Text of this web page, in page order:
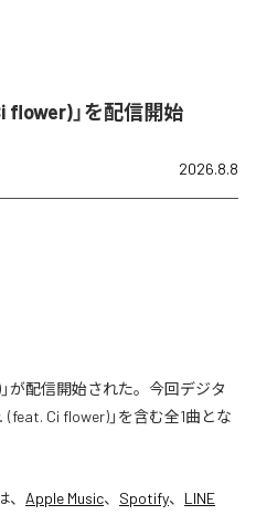
flower)」を配信開始
2026.8.8
が配信開始された。今回デジタ
Ci flower)」を含む全1曲とな
、 Apple Music、 Spotify、 LINE